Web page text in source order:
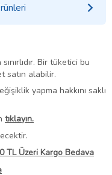
Bir tüketici bu
satın alabilir.
yapma hakkını saklı
tıklayın.
TL Üzeri Kargo Bedava